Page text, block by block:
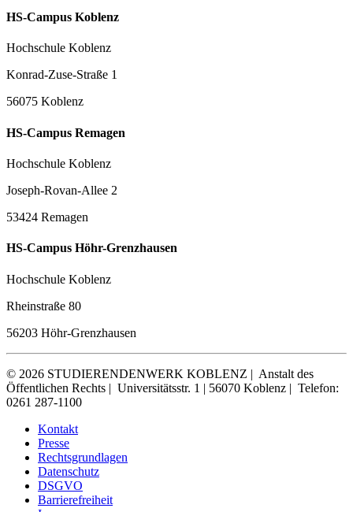
HS-Campus Koblenz
Hochschule Koblenz
Konrad-Zuse-Straße 1
56075 Koblenz
HS-Campus Remagen
Hochschule Koblenz
Joseph-Rovan-Allee 2
53424 Remagen
HS-Campus Höhr-Grenzhausen
Hochschule Koblenz
Rheinstraße 80
56203 Höhr-Grenzhausen
© 2026 STUDIERENDENWERK KOBLENZ | Anstalt des
Öffentlichen Rechts | Universitätsstr. 1 | 56070 Koblenz | Telefon:
0261 287-1100
Kontakt
Presse
Rechtsgrundlagen
Datenschutz
DSGVO
Barrierefreiheit